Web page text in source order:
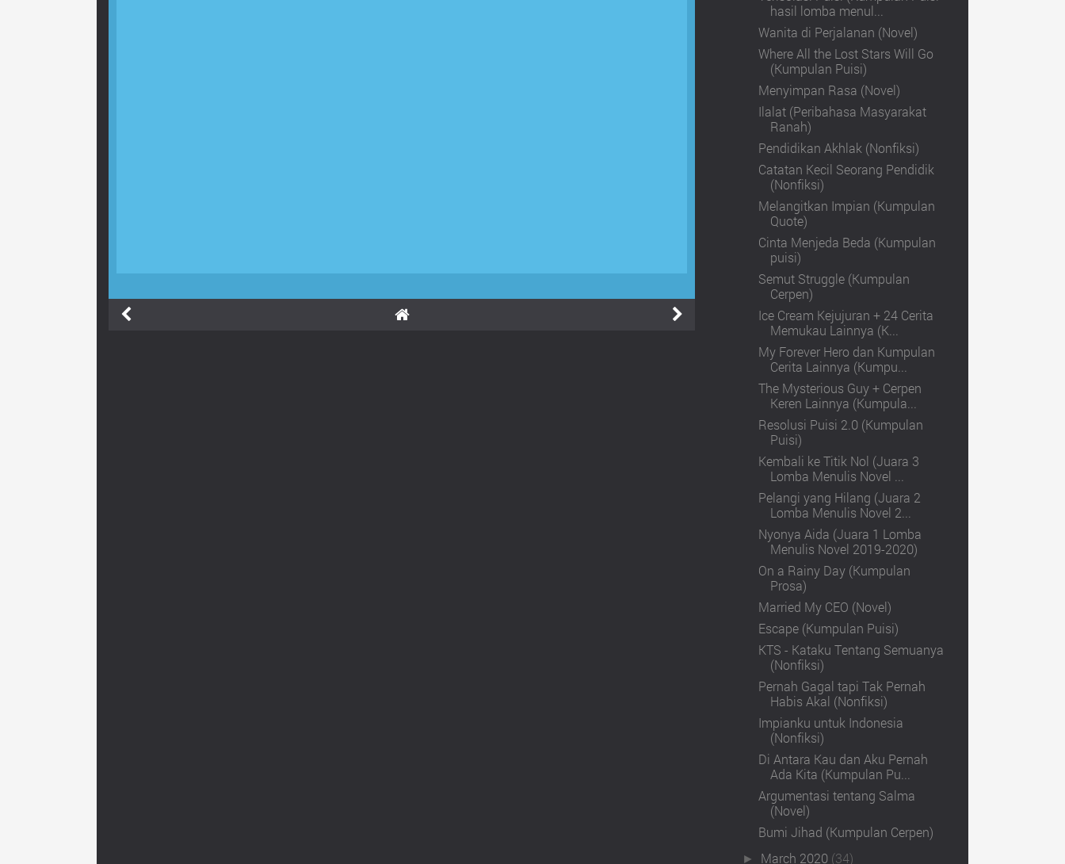
hasil lomba menul...
Wanita di Perjalanan (Novel)
Where All the Lost Stars Will Go
(Kumpulan Puisi)
Menyimpan Rasa (Novel)
Ilalat (Peribahasa Masyarakat
Ranah)
Pendidikan Akhlak (Nonfiksi)
Catatan Kecil Seorang Pendidik
(Nonfiksi)
Melangitkan Impian (Kumpulan
Quote)
Cinta Menjeda Beda (Kumpulan
puisi)
Semut Struggle (Kumpulan
Cerpen)
Ice Cream Kejujuran + 24 Cerita
Memukau Lainnya (K...
My Forever Hero dan Kumpulan
Cerita Lainnya (Kumpu...
The Mysterious Guy + Cerpen
Keren Lainnya (Kumpula...
Resolusi Puisi 2.0 (Kumpulan
Puisi)
Kembali ke Titik Nol (Juara 3
Lomba Menulis Novel ...
Pelangi yang Hilang (Juara 2
Lomba Menulis Novel 2...
Nyonya Aida (Juara 1 Lomba
Menulis Novel 2019-2020)
On a Rainy Day (Kumpulan
Prosa)
Married My CEO (Novel)
Escape (Kumpulan Puisi)
KTS - Kataku Tentang Semuanya
(Nonfiksi)
Pernah Gagal tapi Tak Pernah
Habis Akal (Nonfiksi)
Impianku untuk Indonesia
(Nonfiksi)
Di Antara Kau dan Aku Pernah
Ada Kita (Kumpulan Pu...
Argumentasi tentang Salma
(Novel)
Bumi Jihad (Kumpulan Cerpen)
► March 2020 (34)